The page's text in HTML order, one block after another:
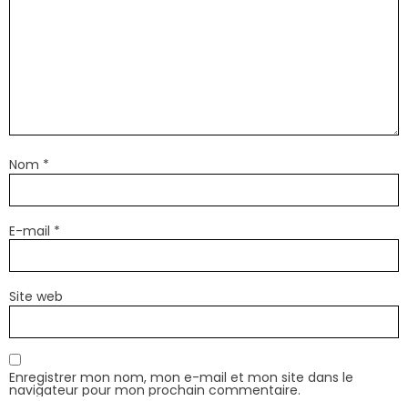
Nom *
E-mail *
Site web
Enregistrer mon nom, mon e-mail et mon site dans le
navigateur pour mon prochain commentaire.